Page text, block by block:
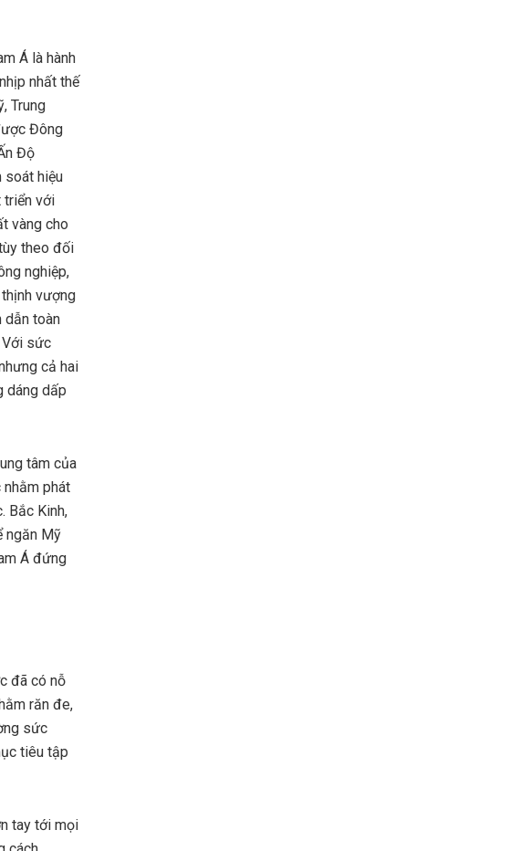
Á là hành
nhất thế
Trung
Đông
Độ
soát hiệu
triển với
vàng cho
theo đối
nghiệp,
vượng
dẫn toàn
Với sức
cả hai
dáng dấp
tâm của
phát
Bắc Kinh,
ngăn Mỹ
Á đứng
đã có nỗ
răn đe,
sức
tiêu tập
tay tới mọi